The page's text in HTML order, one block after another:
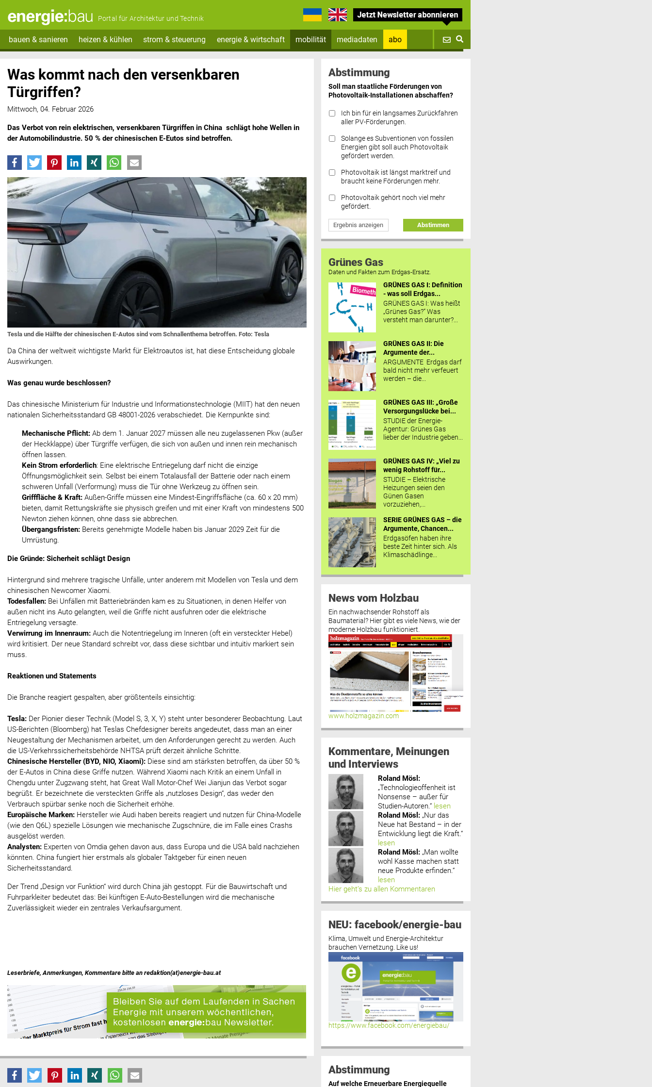
Portal für Architektur und Technik
bauen & sanieren heizen & kühlen strom & steuerung energie & wirtschaft mobilität mediadaten
abo
Datenschutz FAQs
Was kommt nach den versenkbaren
Türgriffen?
Mittwoch, 04. Februar 2026
Das Verbot von rein elektrischen, versenkbaren Türgriffen in China schlägt hohe Wellen in
der Automobilindustrie. 50 % der chinesischen E-Eutos sind betroffen.
Tesla und die Hälfte der chinesischen E-Autos sind vom Schnallenthema betroffen. Foto: Tesla
Da China der weltweit wichtigste Markt für Elektroautos ist, hat diese Entscheidung globale
Auswirkungen.
Was genau wurde beschlossen?
Das chinesische Ministerium für Industrie und Informationstechnologie (MIIT) hat den neuen
nationalen Sicherheitsstandard GB 48001-2026 verabschiedet. Die Kernpunkte sind:
Mechanische Pflicht: Ab dem 1. Januar 2027 müssen alle neu zugelassenen Pkw (außer
der Heckklappe) über Türgriffe verfügen, die sich von außen und innen rein mechanisch
öffnen lassen.
Kein Strom erforderlich: Eine elektrische Entriegelung darf nicht die einzige
Öffnungsmöglichkeit sein. Selbst bei einem Totalausfall der Batterie oder nach einem
schweren Unfall (Verformung) muss die Tür ohne Werkzeug zu öffnen sein.
Grifffläche & Kraft: Außen-Griffe müssen eine Mindest-Eingriffsfläche (ca. 60 x 20 mm)
bieten, damit Rettungskräfte sie physisch greifen und mit einer Kraft von mindestens 500
Newton ziehen können, ohne dass sie abbrechen.
Übergangsfristen: Bereits genehmigte Modelle haben bis Januar 2029 Zeit für die
Umrüstung.
Die Gründe: Sicherheit schlägt Design
Hintergrund sind mehrere tragische Unfälle, unter anderem mit Modellen von Tesla und dem
chinesischen Newcomer Xiaomi.
Todesfallen: Bei Unfällen mit Batteriebränden kam es zu Situationen, in denen Helfer von
außen nicht ins Auto gelangten, weil die Griffe nicht ausfuhren oder die elektrische
Entriegelung versagte.
Verwirrung im Innenraum: Auch die Notentriegelung im Inneren (oft ein versteckter Hebel)
wird kritisiert. Der neue Standard schreibt vor, dass diese sichtbar und intuitiv markiert sein
muss.
Reaktionen und Statements
Die Branche reagiert gespalten, aber größtenteils einsichtig:
Tesla: Der Pionier dieser Technik (Model S, 3, X, Y) steht unter besonderer Beobachtung. Laut
US-Berichten (Bloomberg) hat Teslas Chefdesigner bereits angedeutet, dass man an einer
Neugestaltung der Mechanismen arbeitet, um den Anforderungen gerecht zu werden. Auch
die US-Verkehrssicherheitsbehörde NHTSA prüft derzeit ähnliche Schritte.
Chinesische Hersteller (BYD, NIO, Xiaomi): Diese sind am stärksten betroffen, da über 50 %
der E-Autos in China diese Griffe nutzen. Während Xiaomi nach Kritik an einem Unfall in
Chengdu unter Zugzwang steht, hat Great Wall Motor-Chef Wei Jianjun das Verbot sogar
begrüßt. Er bezeichnete die versteckten Griffe als „nutzloses Design“, das weder den
Verbrauch spürbar senke noch die Sicherheit erhöhe.
Europäische Marken: Hersteller wie Audi haben bereits reagiert und nutzen für China-Modelle
(wie den Q6L) spezielle Lösungen wie mechanische Zugschnüre, die im Falle eines Crashs
ausgelöst werden.
Analysten: Experten von Omdia gehen davon aus, dass Europa und die USA bald nachziehen
könnten. China fungiert hier erstmals als globaler Taktgeber für einen neuen
Sicherheitsstandard.
Der Trend „Design vor Funktion“ wird durch China jäh gestoppt. Für die Bauwirtschaft und
Fuhrparkleiter bedeutet das: Bei künftigen E-Auto-Bestellungen wird die mechanische
Zuverlässigkeit wieder ein zentrales Verkaufsargument.
Leserbriefe, Anmerkungen, Kommentare bitte an redaktion(at)energie-bau.at
Abstimmung
Soll man staatliche Förderungen von
Photovoltaik-Installationen abschaffen?
Ich bin für ein langsames Zurückfahren
aller PV-Förderungen.
Solange es Subventionen von fossilen
Energien gibt soll auch Photovoltaik
gefördert werden.
Photovoltaik ist längst marktreif und
braucht keine Förderungen mehr.
Photovoltaik gehört noch viel mehr
gefördert.
Ergebnis anzeigen Abstimmen
Grünes Gas
Daten und Fakten zum Erdgas-Ersatz.
GRÜNES GAS I: Definition
- was soll Erdgas...
GRÜNES GAS I: Was heißt
„Grünes Gas?“ Was
versteht man darunter?...
GRÜNES GAS II: Die
Argumente der...
ARGUMENTE Erdgas darf
bald nicht mehr verfeuert
werden – die...
GRÜNES GAS III: „Große
Versorgungslücke bei...
STUDIE der Energie-
Agentur: Grünes Gas
lieber der Industrie geben...
GRÜNES GAS IV: „Viel zu
wenig Rohstoff für...
STUDIE – Elektrische
Heizungen seien den
Günen Gasen
vorzuziehen,...
SERIE GRÜNES GAS – die
Argumente, Chancen...
Erdgasöfen haben ihre
beste Zeit hinter sich. Als
Klimaschädlinge...
News vom Holzbau
Ein nachwachsender Rohstoff als
Baumaterial? Hier gibt es viele News, wie der
moderne Holzbau funktioniert.
www.holzmagazin.com
Kommentare, Meinungen
und Interviews
Roland Mösl :
„Technologieoffenheit ist
Nonsense – außer für
Studien-Autoren.“ lesen
Roland Mösl : „Nur das
Neue hat Bestand – in der
Entwicklung liegt die Kraft.“
lesen
Roland Mösl : „Man wollte
wohl Kasse machen statt
neue Produkte erfinden.“
lesen
Hier geht’s zu allen Kommentaren
NEU: facebook/energie-bau
Klima, Umwelt und Energie-Architektur
brauchen Vernetzung. Like us!
https://www.facebook.com/energiebau/
Abstimmung
Auf welche Erneuerbare Energiequelle